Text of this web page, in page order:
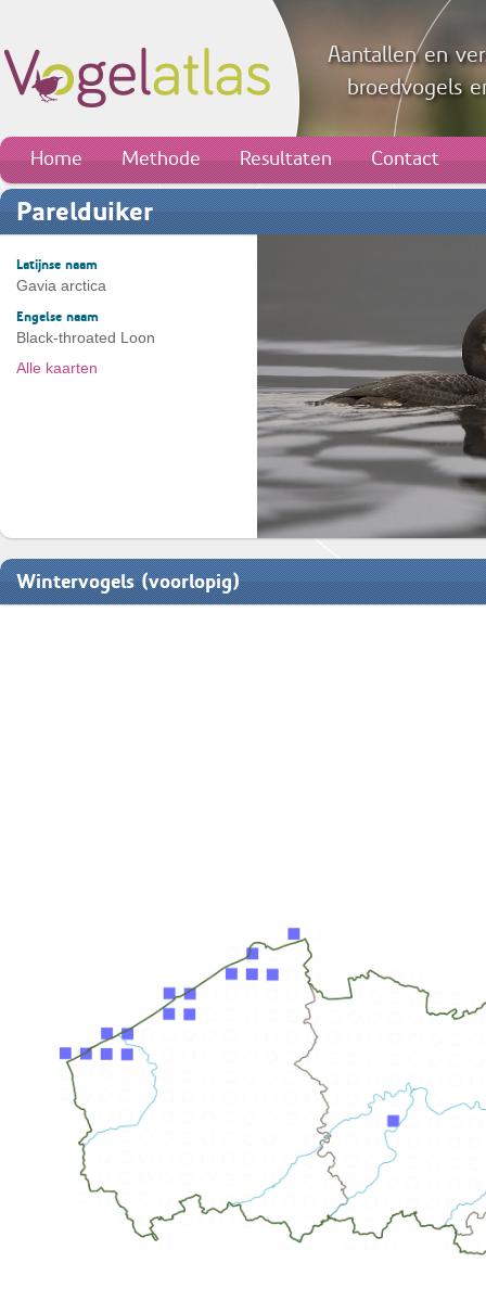
Aantallen en
broedvogels
Home Methode Resultaten Contact
Parelduiker
Latijnse naam
Gavia arctica
Engelse naam
Black-throated Loon
Alle kaarten
Wintervogels (voorlopig)